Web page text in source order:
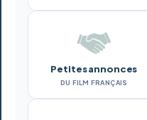
Petites annonces
DU FILM FRANÇAIS